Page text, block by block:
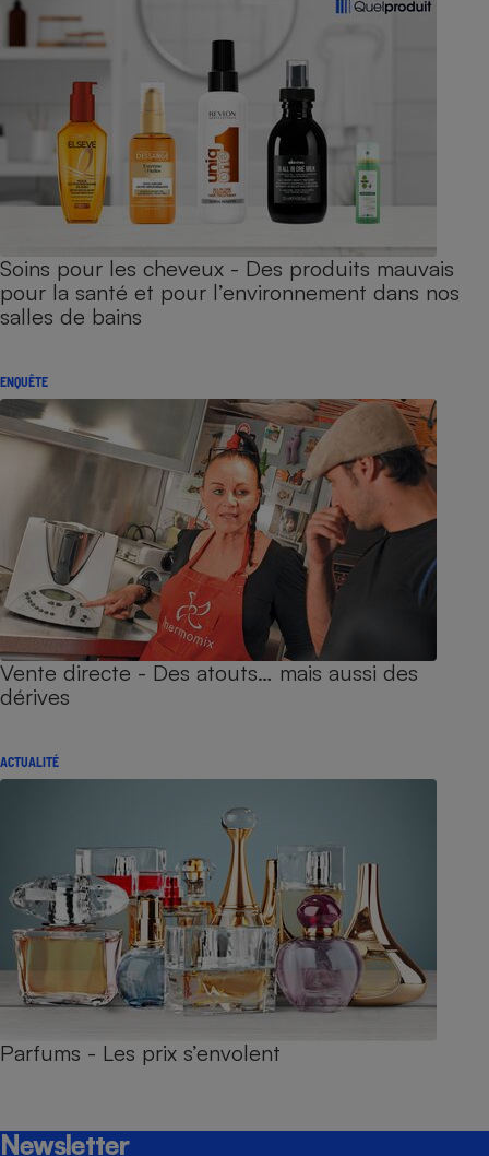
Soins pour les cheveux - Des produits mauvais
pour la santé et pour l’environnement dans nos
salles de bains
ENQUÊTE
Vente directe - Des atouts… mais aussi des
dérives
ACTUALITÉ
Parfums - Les prix s’envolent
Newsletter